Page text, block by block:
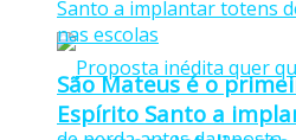
São Mateus é o
Espírito Santo a